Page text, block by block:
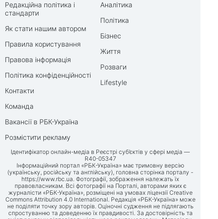
Редакційна політика і
стандарти
Як стати нашим автором
Правила користування
Правова інформація
Політика конфіденційності
Контакти
Команда
Вакансії в РБК-Україна
Розмістити рекламу
Аналітика
Політика
Бізнес
Життя
Розваги
Lifestyle
Ідентифікатор онлайн-медіа в Реєстрі суб’єктів у сфері медіа —
R40-05347
Інформаційний портал «РБК-Україна» має тримовну версію
(українську, російську та англійську), головна сторінка порталу -
https://www.rbc.ua. Фотографії, зображення належать їх
правовласникам. Всі фотографії на Порталі, авторами яких є
журналісти «РБК-Україна», розміщені на умовах ліцензії Creative
Commons Attribution 4.0 International. Редакція «РБК-Україна» може
не поділяти точку зору авторів. Оціночні судження не підлягають
спростуванню та доведенню їх правдивості. За достовірність та